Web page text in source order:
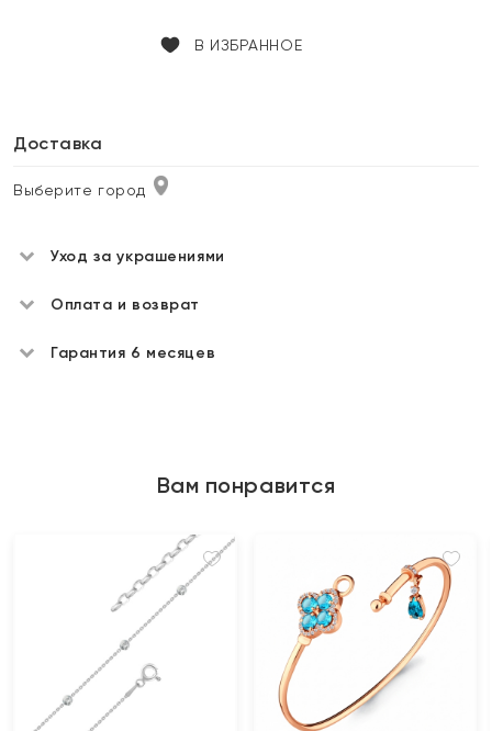
В ИЗБРАННОЕ
Доставка
Выберите город
Уход за украшениями
Оплата и возврат
Гарантия 6 месяцев
Вам понравится